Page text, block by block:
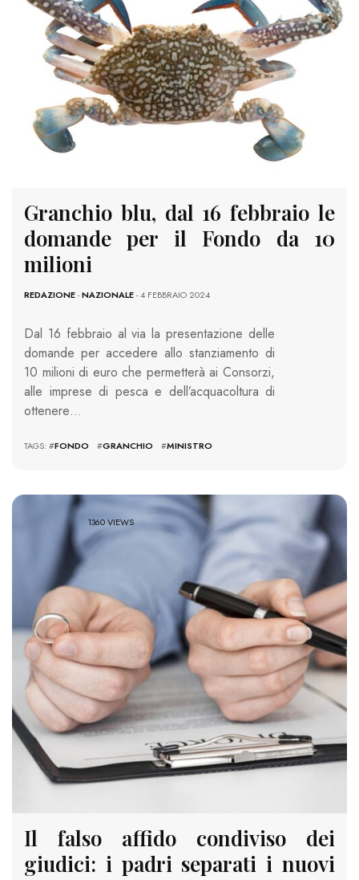
Granchio blu, dal 16 febbraio le
domande per il Fondo da 10
milioni
REDAZIONE-NAZIONALE- 4 FEBBRAIO 2024
Dal 16 febbraio al via la presentazione delle
domande per accedere allo stanziamento di
10 milioni di euro che permetterà ai Consorzi,
alle imprese di pesca e dell’acquacoltura di
ottenere…
TAGS: #FONDO #GRANCHIO #MINISTRO
1360 VIEWS
Il falso affido condiviso dei
giudici: i padri separati i nuovi